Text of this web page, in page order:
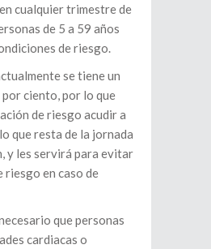
cualquier trimestre de
de 5 a 59 años
de riesgo.
se tiene un
ciento, por lo que
de riesgo acudir a
que resta de la jornada
y les servirá para evitar
riesgo en caso de
que personas
cardiacas o